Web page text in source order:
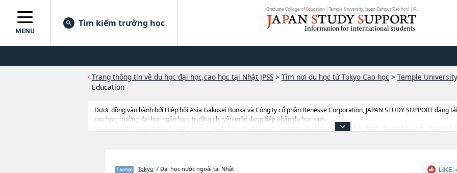
Graduate College of Education | Temple University, Japan Campus(Cao học) | JP...
MENU
Tìm kiếm trường học
Trang thông tin về du học đại học,cao học tại Nhật JPSS > Tìm nơi du học từ Tokyo Cao học > Temple
Education
Được đồng vận hành bởi Hiệp hội Asia Gakusei Bunka và Công ty cổ phần Benesse Corporation, JAPAN STUDY SUPPORT đăng
cao học, trường đại học ngắn hạn, trường chuyên môn đang tiếp nhận du học sinh.
Tại đây có đăng các thông tin chi tiết về Temple University, Japan Campus, và thông tin cần thiết dành cho du học sinh, như là
Tokyo / Đại học nước ngoài tại Nhật